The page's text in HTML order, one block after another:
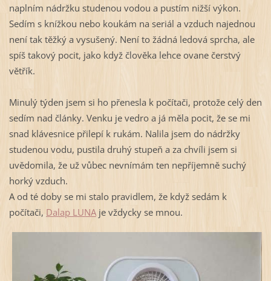
naplním nádržku studenou vodou a pustím nižší výkon.
Sedím s knížkou nebo koukám na seriál a vzduch najednou
není tak těžký a vysušený. Není to žádná ledová sprcha, ale
spíš takový pocit, jako když člověka lehce ovane čerstvý
větřík.
Minulý týden jsem si ho přenesla k počítači, protože celý den
sedím nad články. Venku je vedro a já měla pocit, že se mi
snad klávesnice přilepí k rukám. Nalila jsem do nádržky
studenou vodu, pustila druhý stupeň a za chvíli jsem si
uvědomila, že už vůbec nevnímám ten nepříjemně suchý
horký vzduch.
A od té doby se mi stalo pravidlem, že když sedám k
počítači, Dalap LUNAje vždycky se mnou.